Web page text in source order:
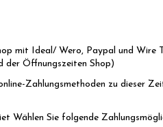
mit Ideal/ Wero, Paypal und
der Öffnungszeiten Shop)
Zahlungsmethoden zu dieser
Wählen Sie folgende